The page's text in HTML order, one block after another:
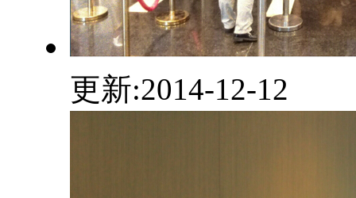
更新:2014-12-12